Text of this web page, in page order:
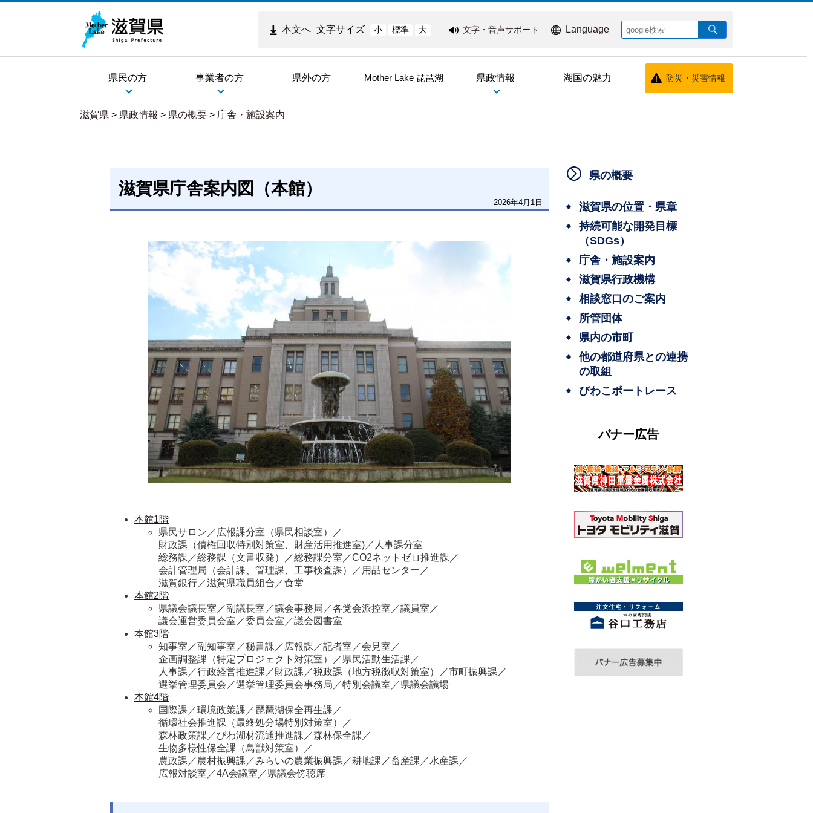
本文へ 文字サイズ 小 標準 大 文字・音声サポート Language
県民の方 事業者の方 県外の方 Mother Lake 琵琶湖 県政情報 湖国の魅力 防災・災害情報
滋賀県 > 県政情報 > 県の概要 > 庁舎・施設案内
滋賀県庁舎案内図（本館）
2026年4月1日
本館1階
県民サロン／広報課分室（県民相談室）／
財政課（債権回収特別対策室、財産活用推進室)／人事課分室
総務課／総務課（文書収発）／総務課分室／CO2ネットゼロ推進課／
会計管理局（会計課、管理課、工事検査課）／用品センター／
滋賀銀行／滋賀県職員組合／食堂
本館2階
県議会議長室／副議長室／議会事務局／各党会派控室／議員室／
議会運営委員会室／委員会室／議会図書室
本館3階
知事室／副知事室／秘書課／広報課／記者室／会見室／
企画調整課（特定プロジェクト対策室）／県民活動生活課／
人事課／行政経営推進課／財政課／税政課（地方税徴収対策室）／市町振興課／
選挙管理委員会／選挙管理委員会事務局／特別会議室／県議会議場
本館4階
国際課／環境政策課／琵琶湖保全再生課／
循環社会推進課（最終処分場特別対策室）／
森林政策課／びわ湖材流通推進課／森林保全課／
生物多様性保全課（鳥獣対策室）／
農政課／農村振興課／みらいの農業振興課／耕地課／畜産課／水産課／
広報対談室／4A会議室／県議会傍聴席
県の概要
滋賀県の位置・県章
持続可能な開発目標
（SDGs）
庁舎・施設案内
滋賀県行政機構
相談窓口のご案内
所管団体
県内の市町
他の都道府県との連携
の取組
びわこボートレース
バナー広告